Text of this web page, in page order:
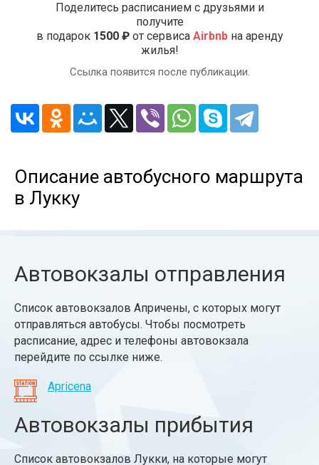
Поделитесь расписанием с друзьями и
получите
в подарок 1500 ₽от сервиса Airbnbна аренду
жилья!
Ссылка появится после публикации.
Описание автобусного маршрута
в Лукку
Автовокзалы отправления
Список автовокзалов Апричены, с которых могут
отправляться автобусы. Чтобы посмотреть
расписание, адрес и телефоны автовокзала
перейдите по ссылке ниже.
Apricena
Автовокзалы прибытия
Список автовокзалов Лукки, на которые могут